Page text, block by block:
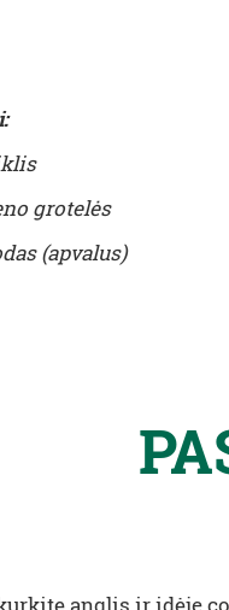
grotelės
(apvalus)